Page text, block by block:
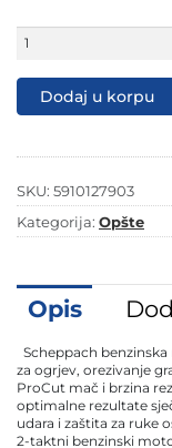
Scheppach
motorna
pila
PCS38
količina
Dodaj u korpu
SKU: 5910127903
Kategorija: Opšte
Opis
Scheppach
za ogrjev, orezivanje
ProCut mač i brzina
optimalne rezultate
udara i zaštita za ruke
2-taktni benzinski